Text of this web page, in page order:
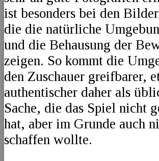
ist besonders bei den
die die natürliche
und die Behausung der
zeigen. So kommt die
den Zuschauer greifbarer,
authentischer daher als
Sache, die das Spiel nicht
hat, aber im Grunde auch
schaffen wollte.